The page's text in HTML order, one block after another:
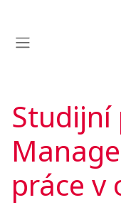
Studijní
práce v